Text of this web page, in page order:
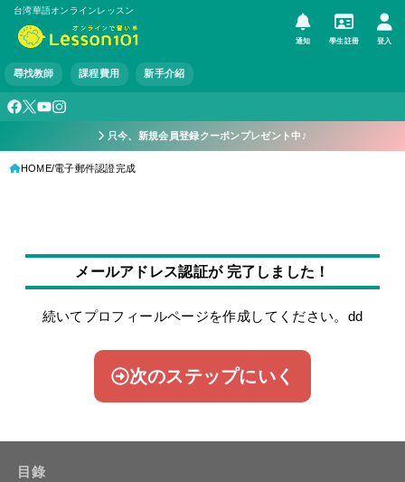
台湾華語オンラインレッスン
尋找教師 課程費用 新手介紹
通知 學生註冊 登入
只今、新規会員登録クーポンプレゼント中♪
HOME 電子郵件認證完成
メールアドレス認証が 完了しました！
続いてプロフィールページを作成してください。dd
次のステップにいく
目錄